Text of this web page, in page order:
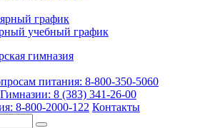
график
учебный график
питания: 8-800-350-5060
8 (383) 341-26-00
8-800-2000-122 Контакты